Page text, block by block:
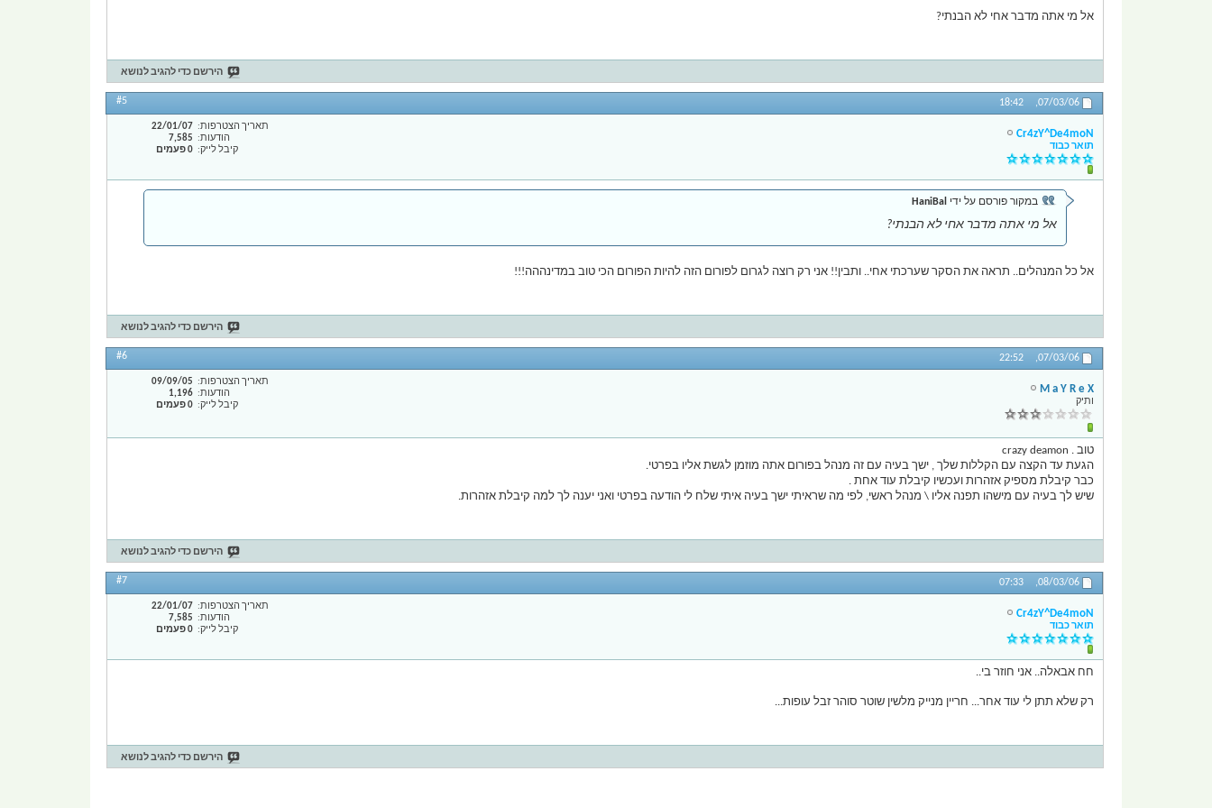
אל מי אתה מדבר אחי לא הבנתי?
הירשם כדי להגיב לנושא
07/03/06,
18:42
#5
Cr4zY^De4moN
תואר כבוד
תאריך הצטרפות
22/01/07
הודעות
7,585
קיבל לייק
0 פעמים
במקור פורסם על ידי HaniBal
אל מי אתה מדבר אחי לא הבנתי?
אל כל המנהלים.. תראה את הסקר שערכתי אחי.. ותבין!! אני רק רוצה לגרום לפורום הזה להיות הפורום הכי טוב במדינההה!!!
הירשם כדי להגיב לנושא
07/03/06,
22:52
#6
M a Y R e X
ותיק
תאריך הצטרפות
09/09/05
הודעות
1,196
קיבל לייק
0 פעמים
טוב . crazy deamon
הגעת עד הקצה עם הקללות שלך , ישך בעיה עם זה מנהל בפורום אתה מוזמן לגשת אליו בפרטי.
כבר קיבלת מספיק אזהרות ועכשיו קיבלת עוד אחת .
שיש לך בעיה עם מישהו תפנה אליו \ מנהל ראשי, לפי מה שראיתי ישך בעיה איתי שלח לי הודעה בפרטי ואני יענה לך למה קיבלת אזהרות.
הירשם כדי להגיב לנושא
08/03/06,
07:33
#7
Cr4zY^De4moN
תואר כבוד
תאריך הצטרפות
22/01/07
הודעות
7,585
קיבל לייק
0 פעמים
חח אבאלה.. אני חוזר בי..
רק שלא תתן לי עוד אחר... חריין מנייק מלשין שוטר סוהר זבל עופות...
הירשם כדי להגיב לנושא